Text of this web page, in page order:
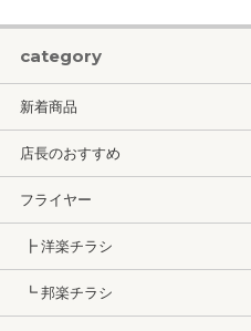
category
新着商品
店長のおすすめ
フライヤー
┣ 洋楽チラシ
┗ 邦楽チラシ